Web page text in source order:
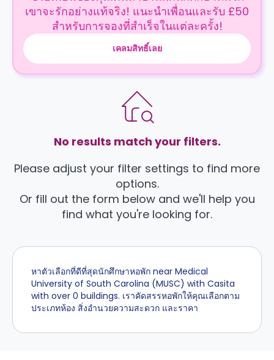
เขาจะรักอย่างแท้จริง! แนะนำเพื่อนและรับ £50
สำหรับการจองที่สำเร็จในแต่ละครั้ง!
เคลมสิทธิ์เลย
No results match your filters.
Please adjust your filter settings to find more
options.
Or fill out the form below and we'll help you
find what you're looking for.
หาตัวเลือกที่ดีที่สุดนักศึกษาหอพัก near Medical
University of South Carolina (MUSC) with Casita
with over 0 buildings. เราคัดสรรหอพักให้คุณเลือกตาม
ประเภทห้อง สิ่งอำนวยความสะดวก และราคา